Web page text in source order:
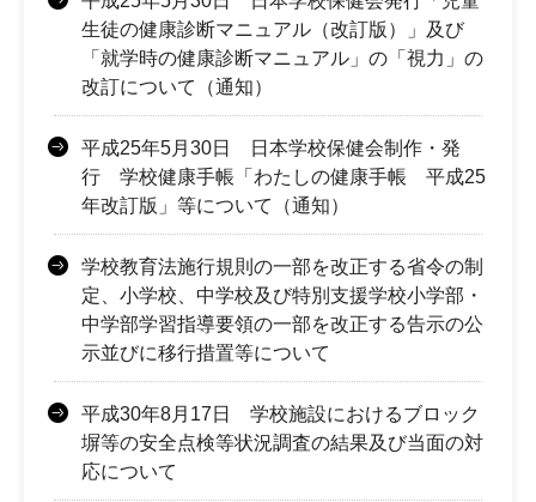
生徒の健康診断マニュアル（改訂版）」及び
「就学時の健康診断マニュアル」の「視力」の
改訂について（通知）
平成25年5月30日 日本学校保健会制作・発
行 学校健康手帳「わたしの健康手帳 平成25
年改訂版」等について（通知）
学校教育法施行規則の一部を改正する省令の制
定、小学校、中学校及び特別支援学校小学部・
中学部学習指導要領の一部を改正する告示の公
示並びに移行措置等について
平成30年8月17日 学校施設におけるブロック
塀等の安全点検等状況調査の結果及び当面の対
応について